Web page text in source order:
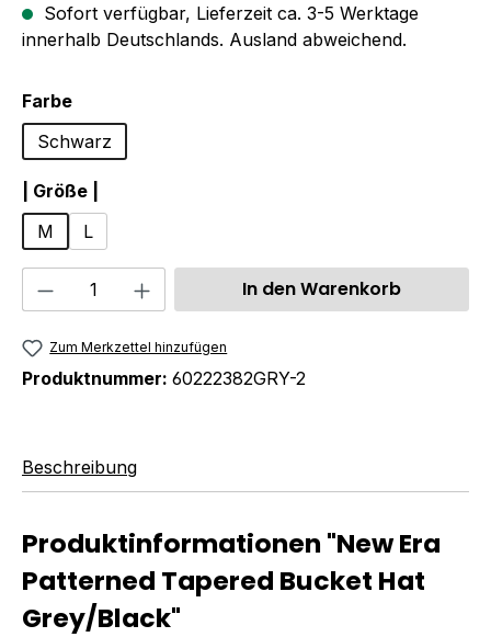
Sofort verfügbar, Lieferzeit ca. 3-5 Werktage
innerhalb Deutschlands. Ausland abweichend.
Farbeauswählen
Schwarz
| Größe |
M
L
Produkt Anzahl: Gib denIn den Warenkorb
Zum Merkzettel hinzufügen
Produktnummer: 60222382GRY-2
Beschreibung
Produktinformationen "New Era
Patterned Tapered Bucket Hat
Grey/Black"